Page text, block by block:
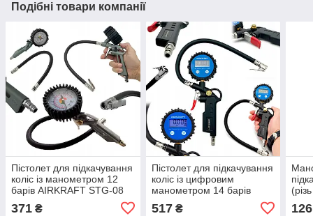
Подібні товари компанії
Пістолет для підкачування
коліс із манометром 12
барів AIRKRAFT STG-08
371 ₴
Пістолет для підкачування
коліс із цифровим
манометром 14 барів
517₴ 126